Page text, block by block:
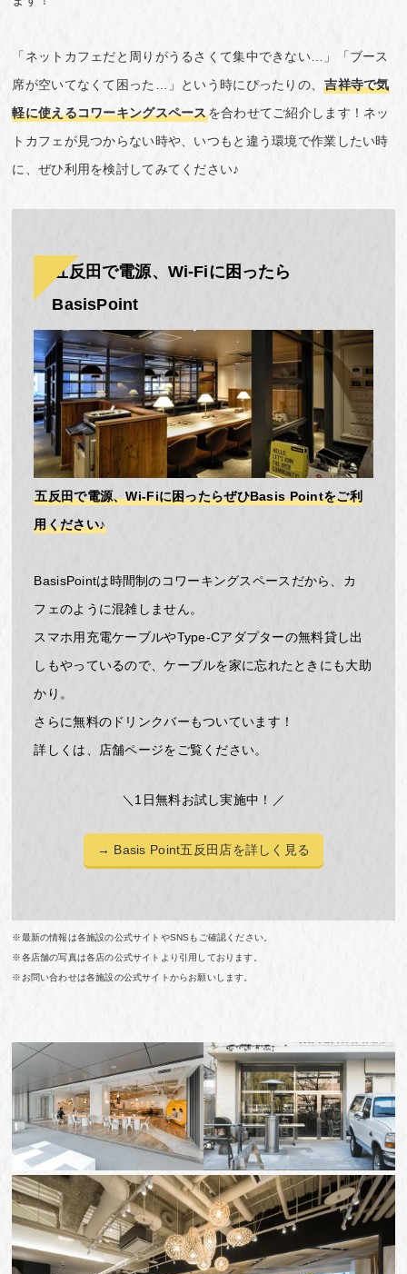
「ネットカフェだと周りがうるさくて集中できない…」「ブース
席が空いてなくて困った…」という時にぴったりの、吉祥寺で気
軽に使えるコワーキングスペースを合わせてご紹介します！ネッ
トカフェが見つからない時や、いつもと違う環境で作業したい時
に、ぜひ利用を検討してみてください♪
五反田で電源、Wi-Fiに困ったら
BasisPoint
五反田で電源、Wi-Fiに困ったらぜひBasis Pointをご利
用ください♪
BasisPointは時間制のコワーキングスペースだから、カ
フェのように混雑しません。
スマホ用充電ケーブルやType-Cアダプターの無料貸し出
しもやっているので、ケーブルを家に忘れたときにも大助
かり。
さらに無料のドリンクバーもついています！
詳しくは、店舗ページをご覧ください。
＼1日無料お試し実施中！／
→ Basis Point五反田店を詳しく見る
※最新の情報は各施設の公式サイトやSNSもご確認ください。
※各店舗の写真は各店の公式サイトより引用しております。
※お問い合わせは各施設の公式サイトからお願いします。